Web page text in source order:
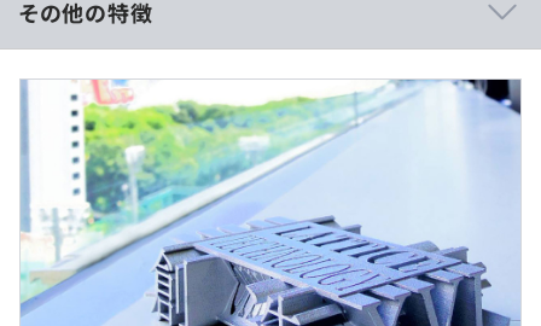
■日次・週次の定期ミーティングで進捗確認をおこない、
いつでも相談できる環境をつくっています。
■週1回のグループMTG、月1回の開発全体MTGで振り返
りやナレッジ共有をおこなっています。
【開発実績】
■世界最高水準の基本性能を備えた超軽量3Dフォーマッ
ト「XVL」による業務効率化製品群
想定年収：5,090,750円 ～ 7,959,000円
・月給 36.3625万円 〜 56.85万円
・上記⽉収には固定残業代 86,600～135,400円/⽉を含
みます
・固定残業代の相当時間：40時間/月
・40時間以上は残業手当を支給
・試用期間（3か月間）も条件は変わりません
・賞与は年2回、約2ヶ月分を支給（上記の年収に含まれ
ます）、業績に応じて業績賞与別途支給（上記の年収とは
別途支給されます）
その他の特徴